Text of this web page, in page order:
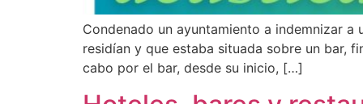
Condenado un ayuntamiento a indemnizar
residían y que estaba situada sobre un bar,
cabo por el bar, desde su inicio, […]